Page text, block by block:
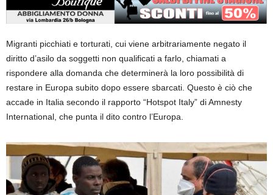
Migranti picchiati e torturati, cui viene arbitrariamente negato il
diritto d’asilo da soggetti non qualificati a farlo, chiamati a
rispondere alla domanda che determinerà la loro possibilità di
restare in Europa subito dopo essere sbarcati. Questo è ciò che
accade in Italia secondo il rapporto “Hotspot Italy” di Amnesty
International, che punta il dito contro l’Europa.